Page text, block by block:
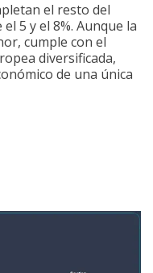
el resto del
5 y el 8%. Aunque la
cumple con el
diversificada,
de una única